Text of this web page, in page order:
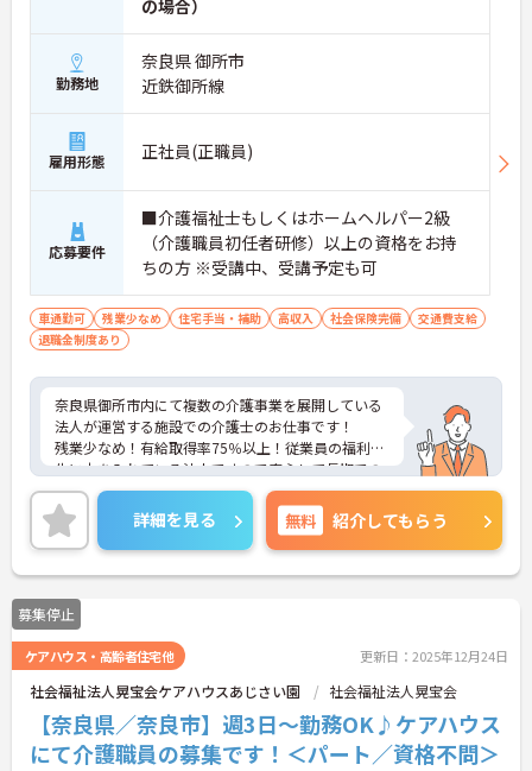
の場合）
勤務地
奈良県 御所市
近鉄御所線
雇用形態 正社員(正職員)
応募要件
■介護福祉士もしくはホームヘルパー2級
（介護職員初任者研修）以上の資格をお持
ちの方 ※受講中、受講予定も可
車通勤可 残業少なめ 住宅手当・補助 高収入 社会保険完備
交通費支給
退職金制度あり
奈良県御所市内にて複数の介護事業を展開している
法人が運営する施設での介護士のお仕事です！
残業少なめ！有給取得率75％以上！従業員の福利厚
生に力を入れている法人ですので安心して長期での
就業が可能です！
ご興味ある方には、面接のポイントなど、さらに詳
細をお話致しますのでお気軽にご相談ください。
詳細を見る 無料 紹介してもらう
募集停止
ケアハウス・高齢者住宅他 更新日：2025年12月24日
社会福祉法人晃宝会ケアハウスあじさい園 社会福祉法人晃宝会
【奈良県／奈良市】週3日～勤務OK♪ケアハウス
にて介護職員の募集です！＜パート／資格不問＞